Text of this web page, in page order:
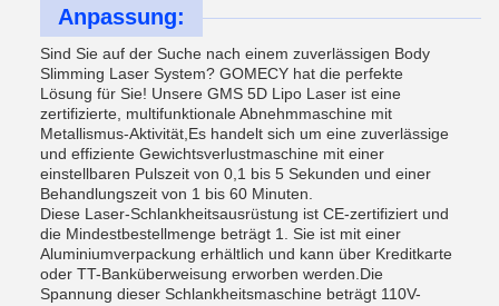
Anpassung:
Sind Sie auf der Suche nach einem zuverlässigen Body
Slimming Laser System? GOMECY hat die perfekte
Lösung für Sie! Unsere GMS 5D Lipo Laser ist eine
zertifizierte, multifunktionale Abnehmmaschine mit
Metallismus-Aktivität,Es handelt sich um eine zuverlässige
und effiziente Gewichtsverlustmaschine mit einer
einstellbaren Pulszeit von 0,1 bis 5 Sekunden und einer
Behandlungszeit von 1 bis 60 Minuten.
Diese Laser-Schlankheitsausrüstung ist CE-zertifiziert und
die Mindestbestellmenge beträgt 1. Sie ist mit einer
Aluminiumverpackung erhältlich und kann über Kreditkarte
oder TT-Banküberweisung erworben werden.Die
Spannung dieser Schlankheitsmaschine beträgt 110V-